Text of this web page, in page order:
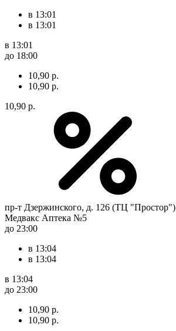
в 13:01
в 13:01
в 13:01
до 18:00
10,90 р.
10,90 р.
10,90 р.
пр-т Дзержинского, д. 126 (ТЦ "Простор")
Медвакс Аптека №5
до 23:00
в 13:04
в 13:04
в 13:04
до 23:00
10,90 р.
10,90 р.